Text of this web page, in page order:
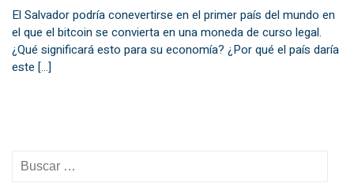
El Salvador podría conevertirse en el primer país del mundo en
el que el bitcoin se convierta en una moneda de curso legal.
¿Qué significará esto para su economía? ¿Por qué el país daría
este […]